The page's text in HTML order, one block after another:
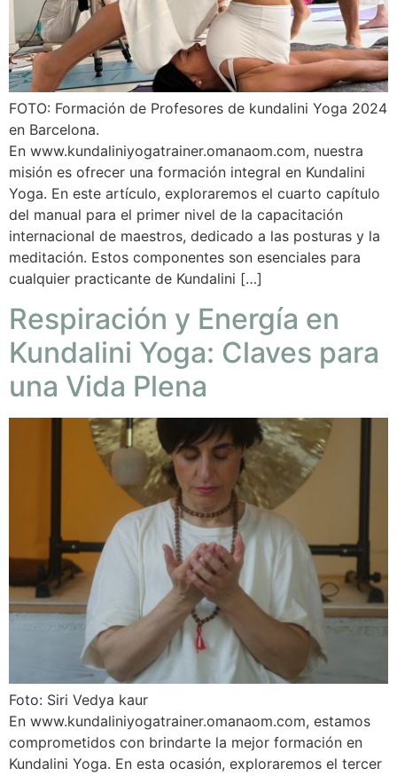
FOTO: Formación de Profesores de kundalini Yoga 2024
en Barcelona.
En www.kundaliniyogatrainer.omanaom.com, nuestra
misión es ofrecer una formación integral en Kundalini
Yoga. En este artículo, exploraremos el cuarto capítulo
del manual para el primer nivel de la capacitación
internacional de maestros, dedicado a las posturas y la
meditación. Estos componentes son esenciales para
cualquier practicante de Kundalini […]
Respiración y Energía en
Kundalini Yoga: Claves para
una Vida Plena
Foto: Siri Vedya kaur
En www.kundaliniyogatrainer.omanaom.com, estamos
comprometidos con brindarte la mejor formación en
Kundalini Yoga. En esta ocasión, exploraremos el tercer